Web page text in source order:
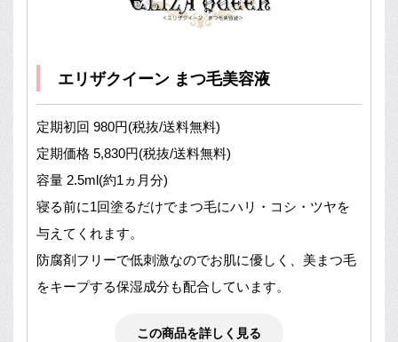
エリザクイーン まつ毛美容液
定期初回 980円(税抜/送料無料)
定期価格 5,830円(税抜/送料無料)
容量 2.5ml(約1ヵ月分)
寝る前に1回塗るだけでまつ毛にハリ・コシ・ツヤを
与えてくれます。
防腐剤フリーで低刺激なのでお肌に優しく、美まつ毛
をキープする保湿成分も配合しています。
この商品を詳しく見る